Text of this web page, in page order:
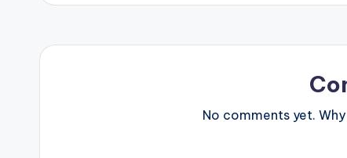
No comments yet.